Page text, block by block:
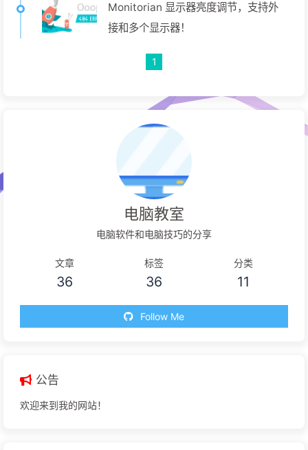
Monitorian 显示器亮度调节，支持外
接和多个显示器！
1
电脑教室
电脑软件和电脑技巧的分享
文章
36
标签
36
分类
11
Follow Me
公告
欢迎来到我的网站！